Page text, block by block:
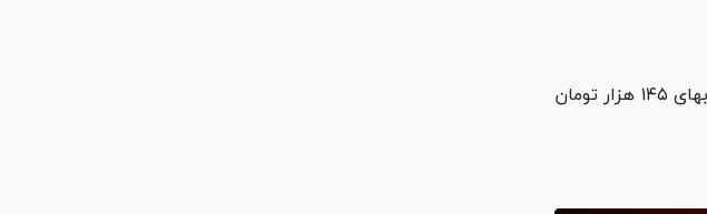
انتشارات سوره مهر، کتاب «با دو چشم نانیما» اثر محمدرضا طهماسبی را در ۸۸ صفحه و بهای ۱۴۵ هزار تومان